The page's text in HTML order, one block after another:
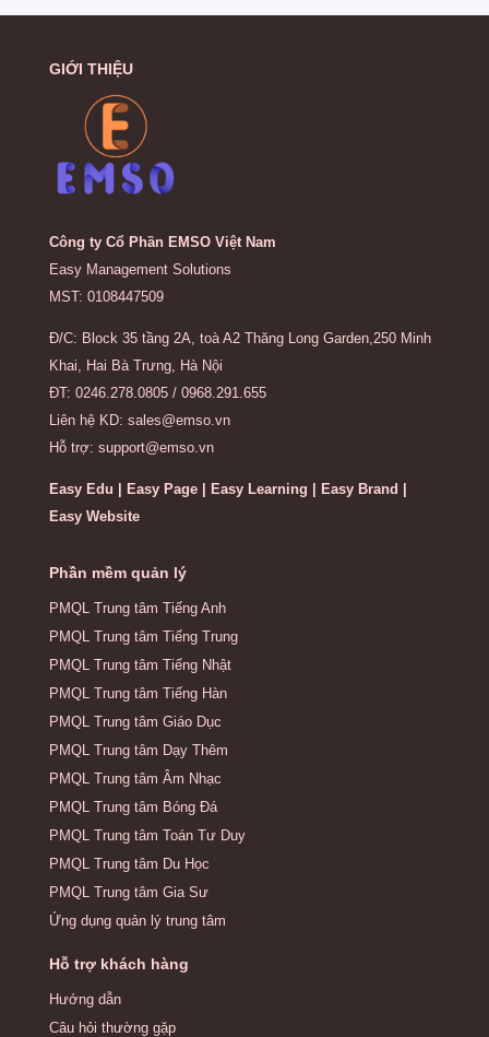
GIỚI THIỆU
Công ty Cổ Phần EMSO Việt Nam
Easy Management Solutions
MST: 0108447509
Đ/C: Block 35 tầng 2A, toà A2 Thăng Long Garden,250 Minh
Khai, Hai Bà Trưng, Hà Nội
ĐT: 0246.278.0805 / 0968.291.655
Liên hệ KD: sales@emso.vn
Hỗ trợ: support@emso.vn
Easy Edu | Easy Page | Easy Learning | Easy Brand |
Easy Website
Phần mềm quản lý
PMQL Trung tâm Tiếng Anh
PMQL Trung tâm Tiếng Trung
PMQL Trung tâm Tiếng Nhật
PMQL Trung tâm Tiếng Hàn
PMQL Trung tâm Giáo Dục
PMQL Trung tâm Dạy Thêm
PMQL Trung tâm Âm Nhạc
PMQL Trung tâm Bóng Đá
PMQL Trung tâm Toán Tư Duy
PMQL Trung tâm Du Học
PMQL Trung tâm Gia Sư
Ứng dụng quản lý trung tâm
Hỗ trợ khách hàng
Hướng dẫn
Câu hỏi thường gặp